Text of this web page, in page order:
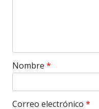
Nombre *
Correo electrónico *